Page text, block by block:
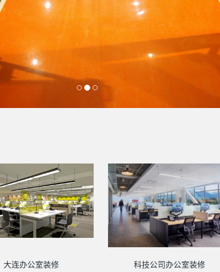
大连办公室装修 科技公司办公室装修